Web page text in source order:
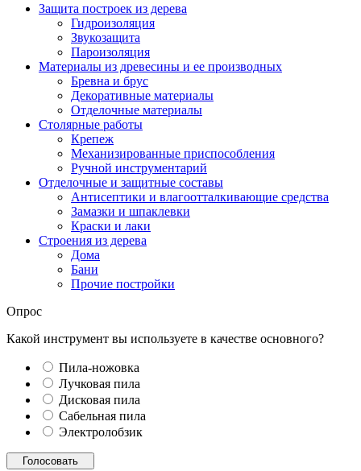
Защита построек из дерева
Гидроизоляция
Звукозащита
Пароизоляция
Материалы из древесины и ее производных
Бревна и брус
Декоративные материалы
Отделочные материалы
Столярные работы
Крепеж
Механизированные приспособления
Ручной инструментарий
Отделочные и защитные составы
Антисептики и влагоотталкивающие средства
Замазки и шпаклевки
Краски и лаки
Строения из дерева
Дома
Бани
Прочие постройки
Опрос
Какой инструмент вы используете в качестве основного?
Пила-ножовка
Лучковая пила
Дисковая пила
Сабельная пила
Электролобзик